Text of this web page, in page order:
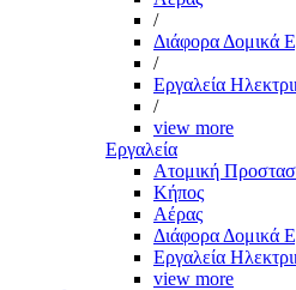
/
Διάφορα Δομικά
/
Εργαλεία
/
view more
Εργαλεία
Aτομική
Kήπος
Αέρας
Διάφορα Δομικά
Εργαλεία
view more